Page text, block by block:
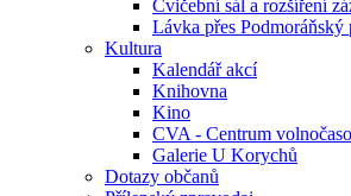
Cvičební sál a rozšíření
Lávka přes Podmoráňský
Kultura
Kalendář akcí
Knihovna
Kino
CVA - Centrum
Galerie U Korychů
Dotazy občanů